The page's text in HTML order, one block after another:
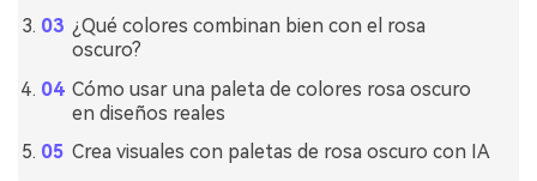
¿Qué colores combinan bien con el rosa
oscuro?
Cómo usar una paleta de colores rosa oscuro
en diseños reales
Crea visuales con paletas de rosa oscuro con IA